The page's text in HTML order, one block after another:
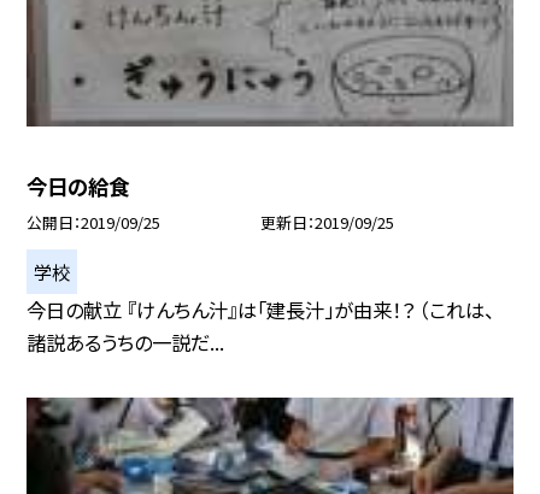
今日の給食
公開日 2019/09/25 更新日 2019/09/25
学校
今日の献立 『けんちん汁』は「建長汁」が由来！？ （これは、
諸説あるうちの一説だ...